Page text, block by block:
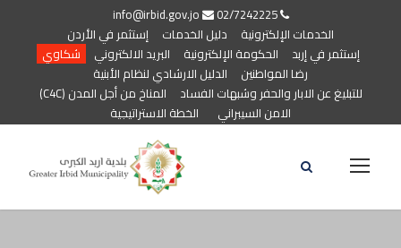
02/7242225
الخدمات الإلكترونية
دليل الخدمات
إستثمر في الأردن
إستثمر في إربد
الحكومة الإلكترونية البريد الالكتروني
شكاوي
رضا المواطنين
الدليل الارشادي لنظام الأبنية
للتبليغ عن الابار والحفر وشبهات الفساد
المناخ من أجل المدن (C4C)
الامن السيبراني
الخطة الاستراتيجية